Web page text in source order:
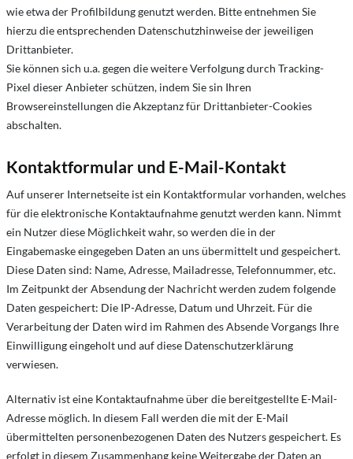
wie etwa der Profilbildung genutzt werden. Bitte entnehmen Sie
hierzu die entsprechenden Datenschutzhinweise der jeweiligen
Drittanbieter.
Sie können sich u.a. gegen die weitere Verfolgung durch Tracking-
Pixel dieser Anbieter schützen, indem Sie sin Ihren
Browsereinstellungen die Akzeptanz für Drittanbieter-Cookies
abschalten.
Kontaktformular und E-Mail-Kontakt
Auf unserer Internetseite ist ein Kontaktformular vorhanden, welches
für die elektronische Kontaktaufnahme genutzt werden kann. Nimmt
ein Nutzer diese Möglichkeit wahr, so werden die in der
Eingabemaske eingegeben Daten an uns übermittelt und gespeichert.
Diese Daten sind: Name, Adresse, Mailadresse, Telefonnummer, etc.
Im Zeitpunkt der Absendung der Nachricht werden zudem folgende
Daten gespeichert: Die IP-Adresse, Datum und Uhrzeit. Für die
Verarbeitung der Daten wird im Rahmen des Absende Vorgangs Ihre
Einwilligung eingeholt und auf diese Datenschutzerklärung
verwiesen.
Alternativ ist eine Kontaktaufnahme über die bereitgestellte E-Mail-
Adresse möglich. In diesem Fall werden die mit der E-Mail
übermittelten personenbezogenen Daten des Nutzers gespeichert. Es
erfolgt in diesem Zusammenhang keine Weitergabe der Daten an